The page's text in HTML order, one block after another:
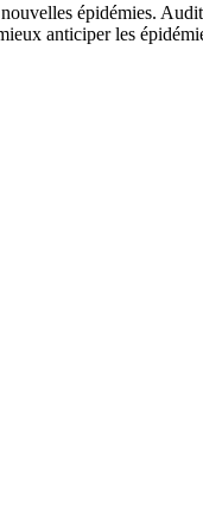
épidémies.
anticiper les